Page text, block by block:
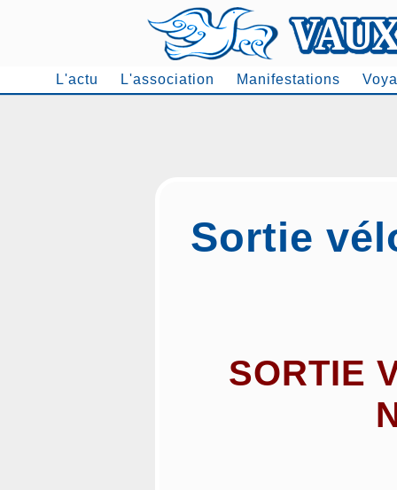
L'actu L'association Manifestations
Sortie
SORTIE